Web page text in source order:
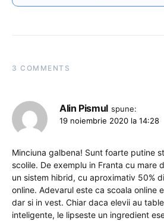
3 COMMENTS
Alin Pismul spune:
19 noiembrie 2020 la 14:28
Minciuna galbena! Sunt foarte putine
scolile. De exemplu in Franta cu mare
un sistem hibrid, cu aproximativ 50%
online. Adevarul este ca scoala online
dar si in vest. Chiar daca elevii au
inteligente, le lipseste un ingredient